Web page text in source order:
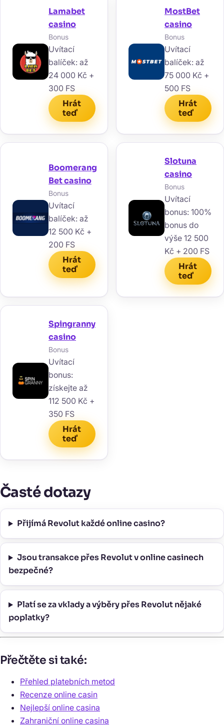
Lamabet
casino
Bonus
Uvítací
balíček: až
24 000 Kč +
300 FS
Hrát
teď
MostBet
casino
Bonus
Uvítací
balíček: až
75 000 Kč +
500 FS
Hrát
teď
Boomerang
Bet casino
Bonus
Uvítací
balíček: až
12 500 Kč +
200 FS
Hrát
teď
Slotuna
casino
Bonus
Uvítací
bonus: 100%
bonus do
výše 12 500
Kč + 200 FS
Hrát
teď
Spingranny
casino
Bonus
Uvítací
bonus:
získejte až
112 500 Kč +
350 FS
Hrát
teď
Časté dotazy
Přijímá Revolut každé online casino?
Jsou transakce přes Revolut v online casinech
bezpečné?
Platí se za vklady a výběry přes Revolut nějaké
poplatky?
Přečtěte si také:
Přehled platebních metod
Recenze online casin
Nejlepší online casina
Zahraniční online casina